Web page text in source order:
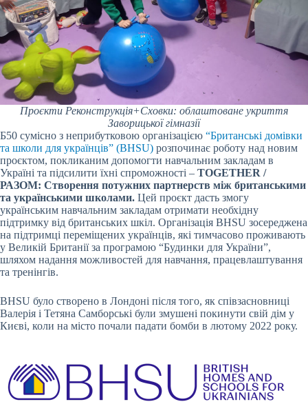
Проєкти Реконструкція+Сховки: облаштоване укриття
Заворицької гімназії
Б50 сумісно з неприбутковою організацією “Британські домівки
та школи для українців” (BHSU) розпочинає роботу над новим
проєктом, покликаним допомогти навчальним закладам в
Україні та підсилити їхні спроможності – TOGETHER /
РАЗОМ: Створення потужних партнерств між британськими
та українськими школами. Цей проєкт дасть змогу
українським навчальним закладам отримати необхідну
підтримку від британських шкіл. Організація BHSU зосереджена
на підтримці переміщених українців, які тимчасово проживають
у Великій Британії за програмою “Будинки для України”,
шляхом надання можливостей для навчання, працевлаштування
та тренінгів.
BHSU було створено в Лондоні після того, як співзасновниці
Валерія і Тетяна Самборські були змушені покинути свій дім у
Києві, коли на місто почали падати бомби в лютому 2022 року.